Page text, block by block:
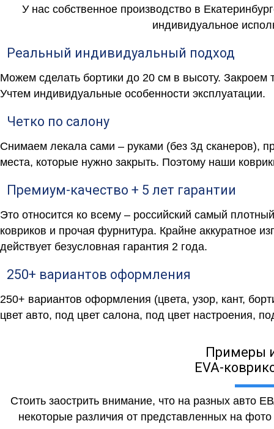
У нас собственное производство в
индивидуальное
Реальный индивидуальный подход
Можем сделать бортики до 20 см в высоту.
Учтем индивидуальные особенности эксплуатации.
Четко по салону
Снимаем лекала сами – руками (без 3д сканеров),
места, которые нужно закрыть. Поэтому наши
Премиум-качество + 5 лет гарантии
Это относится ко всему – российский самый
ковриков и прочая фурнитура. Крайне аккуратное
действует безусловная гарантия 2 года.
250+ вариантов оформления
250+ вариантов оформления (цвета, узор, кант,
цвет авто, под цвет салона, под цвет настроения,
Примеры
EVA-
Стоить заострить внимание, что на разных авто
некоторые различия от представленных на